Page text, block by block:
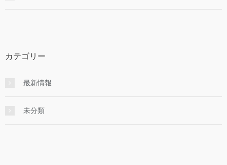
カテゴリー
最新情報
未分類